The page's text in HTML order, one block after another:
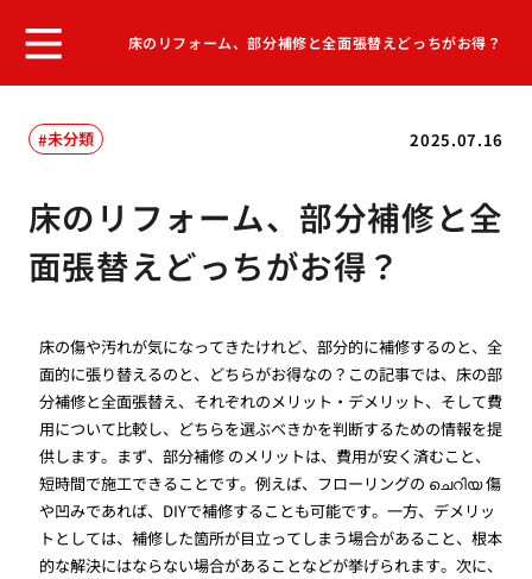
床のリフォーム、部分補修と全面張替えどっちがお得？
2025.07.16
未分類
床のリフォーム、部分補修と全
面張替えどっちがお得？
床の傷や汚れが気になってきたけれど、部分的に補修するのと、全
面的に張り替えるのと、どちらがお得なの？この記事では、床の部
分補修と全面張替え、それぞれのメリット・デメリット、そして費
用について比較し、どちらを選ぶべきかを判断するための情報を提
供します。まず、部分補修 のメリットは、費用が安く済むこと、
短時間で施工できることです。例えば、フローリングの ചെറിയ 傷
や凹みであれば、DIYで補修することも可能です。一方、デメリッ
トとしては、補修した箇所が目立ってしまう場合があること、根本
的な解決にはならない場合があることなどが挙げられます。次に、